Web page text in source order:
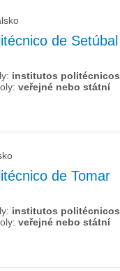
de Setúbal
institutos politécnicos
veřejné nebo státní
de Tomar
institutos politécnicos
veřejné nebo státní